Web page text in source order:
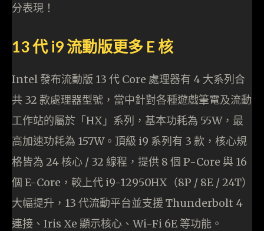
分表現！
13 代 i9 流動版更多 E 核
Intel 發布流動版 13 代 Core 處理器有 4 大系列合
共 32 款處理器型號，當中針對各種遊戲筆電及流動
工作站的屬於「HX」系列，基本功耗為 55W，最
高加速功耗為 157W。頂級 i9 系列有 3 款，核心規
格皆為 24 核心 / 32 線程，提供 8 個 P-Core 與 16
個 E-Core，較上代 i9-12950HX（8P / 8E / 24T）
大幅提升，13 代流動平台並支援 Thunderbolt 4
連接、Iris Xe 顯示核心、Wi-Fi 6E 等功能。